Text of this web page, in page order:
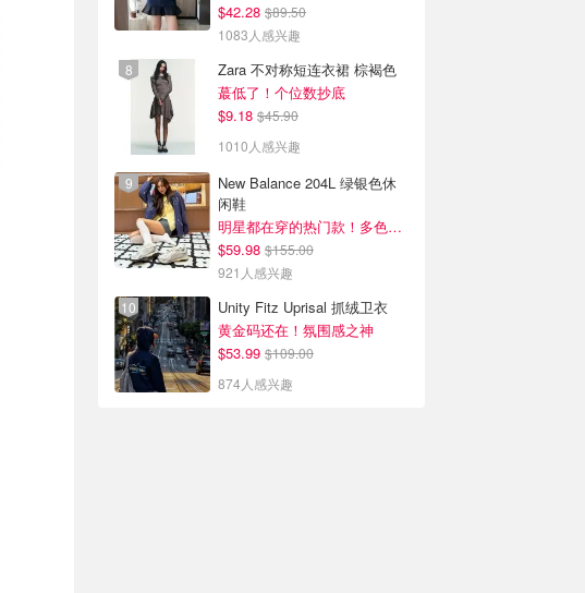
$42.28 $89.50
1083人感兴趣
Zara 不对称短连衣裙 棕褐色
蕞低了！个位数抄底
$9.18 $45.90
1010人感兴趣
New Balance 204L 绿银色休
闲鞋
明星都在穿的热门款！多色可选 3.8折
$59.98 $155.00
921人感兴趣
Unity Fitz Uprisal 抓绒卫衣
黄金码还在！氛围感之神
$53.99 $109.00
874人感兴趣